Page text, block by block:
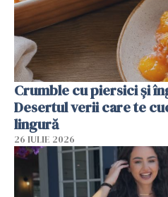
Crumble cu piersici și
Desertul verii care te
lingură
26 IULIE 2026